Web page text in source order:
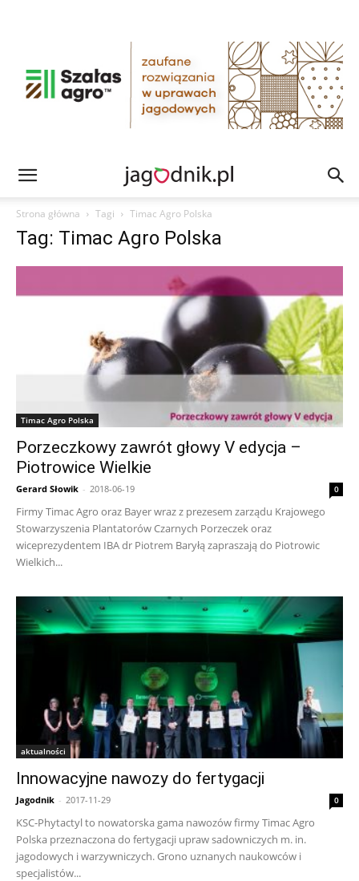
Strona główna Tagi Timac Agro Polska
Tag: Timac Agro Polska
Timac Agro Polska
Porzeczkowy zawrót głowy V edycja –
Piotrowice Wielkie
Gerard Słowik - 2018-06-19 0
Firmy Timac Agro oraz Bayer wraz z prezesem zarządu Krajowego
Stowarzyszenia Plantatorów Czarnych Porzeczek oraz
wiceprezydentem IBA dr Piotrem Baryłą zapraszają do Piotrowic
Wielkich...
aktualności
Innowacyjne nawozy do fertygacji
Jagodnik - 2017-11-29 0
KSC-Phytactyl to nowatorska gama nawozów firmy Timac Agro
Polska przeznaczona do fertygacji upraw sadowniczych m. in.
jagodowych i warzywniczych. Grono uznanych naukowców i
specjalistów...